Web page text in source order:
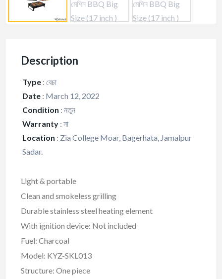
Description
Type : বেচা
Date : March 12, 2022
Condition : নতুন
Warranty : না
Location : Zia College Moar, Bagerhata, Jamalpur
Sadar.
Light & portable
Clean and smokeless grilling
Durable stainless steel heating element
With ignition device: Not included
Fuel: Charcoal
Model: KYZ-SKL013
Structure: One piece